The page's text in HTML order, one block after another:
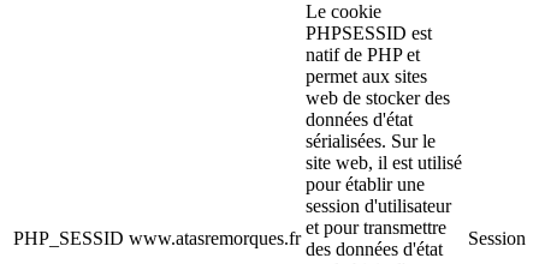
PHP_SESSID www.atasremorques.fr
Le cookie
PHPSESSID est
natif de PHP et
permet aux sites
web de stocker des
données d'état
sérialisées. Sur le
site web, il est utilisé
pour établir une
session d'utilisateur
et pour transmettre
des données d'état
Session